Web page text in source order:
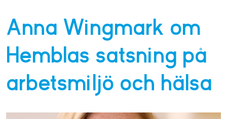
Klicka här för att komma till alla tillgängliga onlinekurser.
Anna Wingmark om
Hemblas satsning på
arbetsmiljö och hälsa